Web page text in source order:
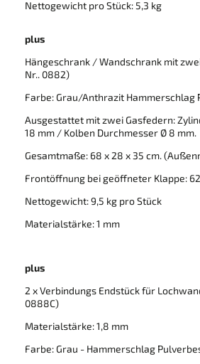
Nettogewicht pro Stück: 5,3 kg
plus
Hängeschrank / Wandschrank mit
Nr.. 0882)
Farbe: Grau/Anthrazit Hammerschlag
Ausgestattet mit zwei Gasfedern:
18 mm / Kolben Durchmesser Ø 8 mm.
Gesamtmaße: 68 x 28 x 35 cm.
Frontöffnung bei geöffneter Klappe:
Nettogewicht: 9,5 kg pro Stück
Materialstärke: 1 mm
plus
2 x Verbindungs Endstück für
0888C)
Materialstärke: 1,8 mm
Farbe: Grau - Hammerschlag